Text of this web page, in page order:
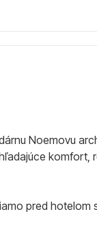
Noemovu
komfort,
pred hotelom